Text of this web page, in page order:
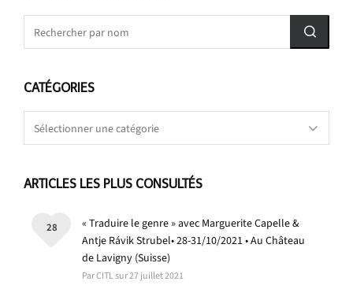
CATÉGORIES
ARTICLES LES PLUS CONSULTÉS
« Traduire le genre » avec Marguerite Capelle &
Antje Rávik Strubel• 28-31/10/2021 • Au Château
de Lavigny (Suisse)
Par CITL sur 27 juillet 2021
28